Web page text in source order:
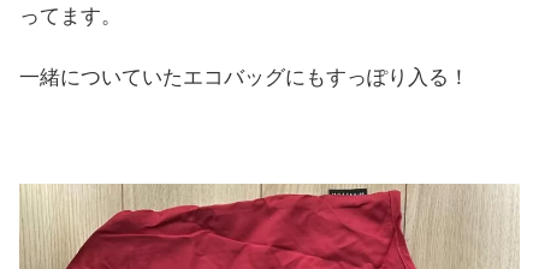
ってます。
一緒についていたエコバッグにもすっぽり入る！